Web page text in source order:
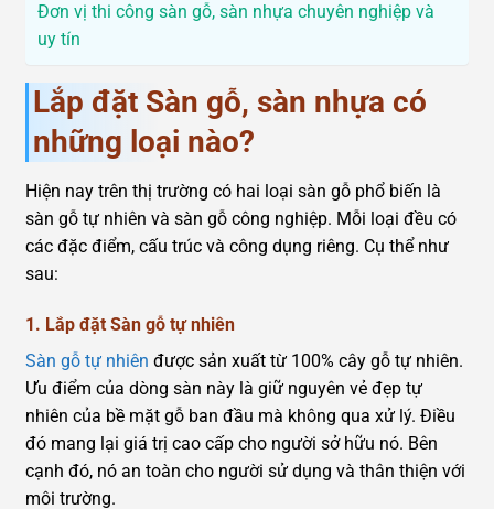
Đơn vị thi công sàn gỗ, sàn nhựa chuyên nghiệp và
uy tín
Lắp đặt Sàn gỗ, sàn nhựa có
những loại nào?
Hiện nay trên thị trường có hai loại sàn gỗ phổ biến là
sàn gỗ tự nhiên và sàn gỗ công nghiệp. Mỗi loại đều có
các đặc điểm, cấu trúc và công dụng riêng. Cụ thể như
sau:
1. Lắp đặt Sàn gỗ tự nhiên
Sàn gỗ tự nhiên được sản xuất từ 100% cây gỗ tự nhiên.
Ưu điểm của dòng sàn này là giữ nguyên vẻ đẹp tự
nhiên của bề mặt gỗ ban đầu mà không qua xử lý. Điều
đó mang lại giá trị cao cấp cho người sở hữu nó. Bên
cạnh đó, nó an toàn cho người sử dụng và thân thiện với
môi trường.